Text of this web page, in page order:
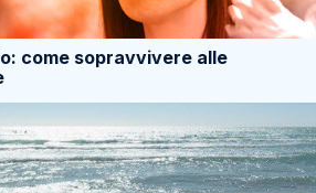
come sopravvivere alle